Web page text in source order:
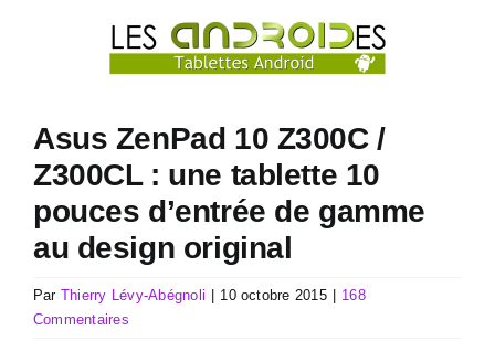
Asus ZenPad 10 Z300C /
Z300CL : une tablette 10
pouces d’entrée de gamme
au design original
Par Thierry Lévy-Abégnoli 10 octobre 2015
168
Commentaires